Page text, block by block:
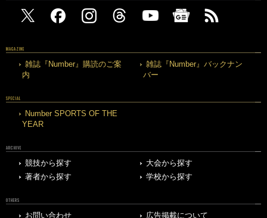
MAGAZINE
雑誌『Number』購読のご案
内
雑誌『Number』バックナン
バー
SPECIAL
Number SPORTS OF THE
YEAR
ARCHIVE
競技から探す
大会から探す
著者から探す
学校から探す
OTHERS
お問い合わせ 広告掲載について